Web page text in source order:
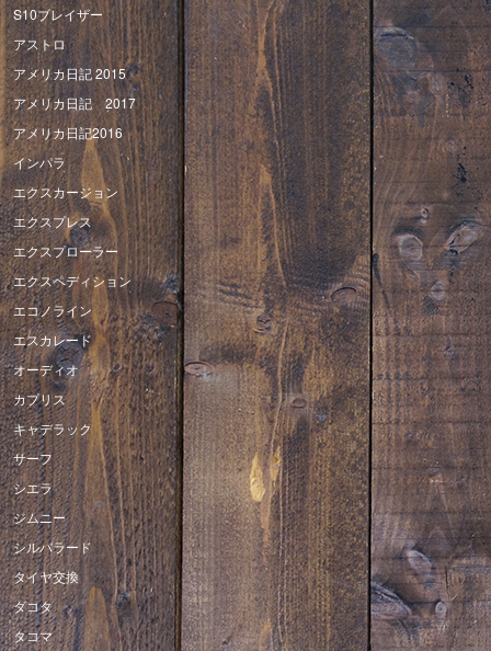
S10ブレイザー
アストロ
アメリカ日記 2015
アメリカ日記 2017
アメリカ日記2016
インパラ
エクスカージョン
エクスプレス
エクスプローラー
エクスペディション
エコノライン
エスカレード
オーディオ
カプリス
キャデラック
サーフ
シエラ
ジムニー
シルバラード
タイヤ交換
ダコタ
タコマ